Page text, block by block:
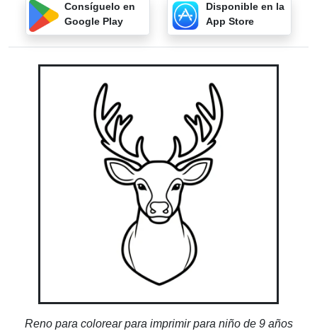
Consíguelo en
Google Play
Disponible en la
App Store
Reno para colorear para imprimir para niño de 9 años